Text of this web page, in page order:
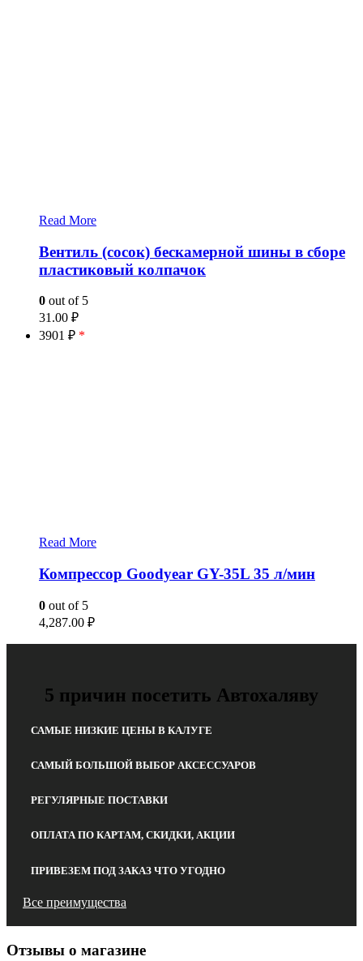
Read More
Вентиль (сосок) бескамерной шины в сборе
пластиковый колпачок
0 out of 5
31.00 ₽
3901 ₽ *
Read More
Компрессор Goodyear GY-35L 35 л/мин
0 out of 5
4,287.00 ₽
5 причин посетить Автохаляву
САМЫЕ НИЗКИЕ ЦЕНЫ В КАЛУГЕ
САМЫЙ БОЛЬШОЙ ВЫБОР АКСЕССУАРОВ
РЕГУЛЯРНЫЕ ПОСТАВКИ
ОПЛАТА ПО КАРТАМ, СКИДКИ, АКЦИИ
ПРИВЕЗЕМ ПОД ЗАКАЗ ЧТО УГОДНО
Все преимущества
Отзывы о магазине